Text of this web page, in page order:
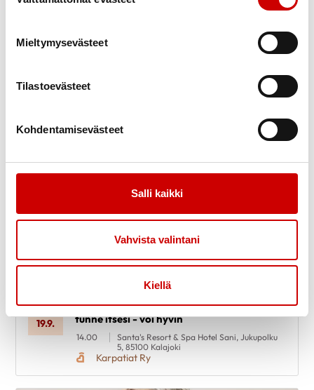
Mieltymysevästeet
Tilastoevästeet
Kohdentamisevästeet
Salli kaikki
Vahvista valintani
Kiellä
16.9.-
Elämää sydänsairauden kanssa – tunne
19.9.
Elämää sydänlihassairauden kanssa -
tunne itsesi - voi hyvin
14.00
Santa's Resort & Spa Hotel Sani, Jukupolku
5, 85100 Kalajoki
Karpatiat Ry